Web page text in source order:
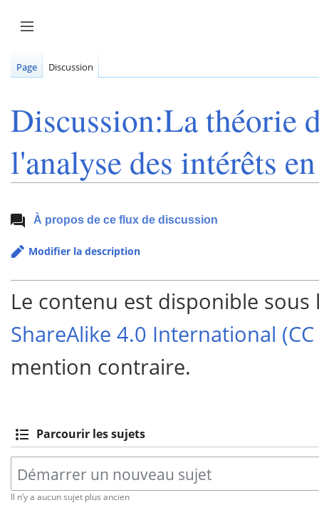
au Afficher / masquer la barre latérale
Page Discussion
Discussion:La théorie
l'analyse des intérêts
À propos de ce flux de discussion
Modifier la description
Le contenu est disponible
ShareAlike 4.0 International (CC
mention contraire.
Parcourir les sujets
Il n’y a aucun sujet plus ancien